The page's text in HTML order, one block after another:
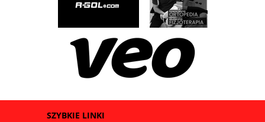
SZYBKIE LINKI